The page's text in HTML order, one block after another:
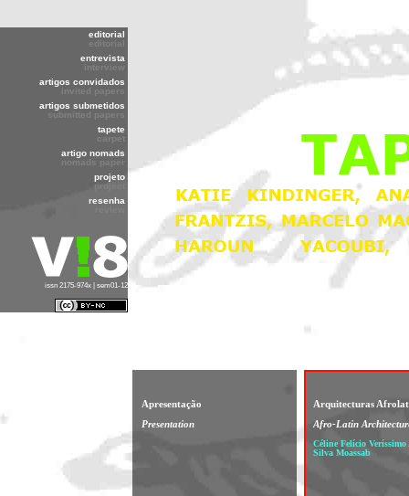
editorial
editorial
entrevista
interview
artigos convidados
invited papers
artigos submetidos
submitted papers
tapete
carpet
artigo nomads
nomads paper
projeto
project
resenha
issn 2175-974x | sem01-12
Apresentação
Presentation
Arquitecturas
Afro-Latin
Céline Felício
Silva Moassab